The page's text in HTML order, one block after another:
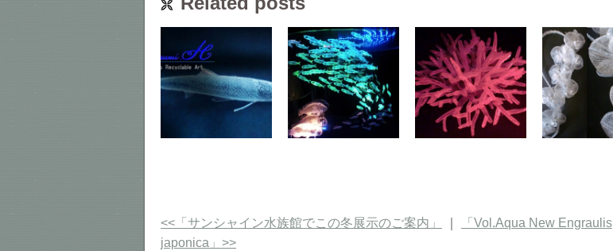
<<「サンシャイン水族館でこの冬展示のご案内」
「Vol.Aqua New Engraulis
japonica」>>